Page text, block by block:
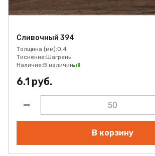
Сливочный 394
Толщина (мм):0,4
Тиснение:Шагрень
Наличие:В наличии
6.1 руб.
В корзину